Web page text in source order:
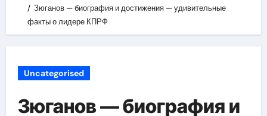
Зюганов — биография и достижения — удивительные
факты о лидере КПРФ
Uncategorised
Зюганов — биография и